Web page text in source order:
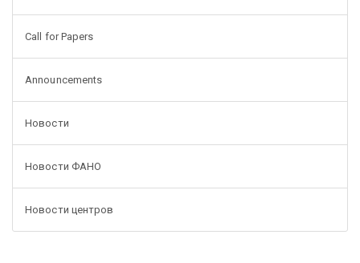
Call for Papers
Announcements
Новости
Новости ФАНО
Новости центров